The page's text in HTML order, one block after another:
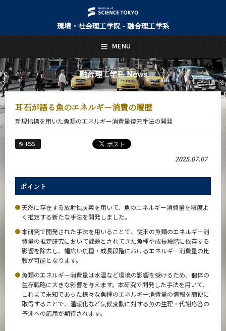
環境・社会理工学院 - 融合理工学系
融合理工学系 News
耳石が語る魚のエネルギー消費の履歴
新規指標を用いた魚類のエネルギー消費量復元手法の開発
RSS
2025.07.07
ポイント
天然に存在する放射性炭素を用いて、魚のエネルギー消費量を精度よ
く推定する新たな手法を開発しました。
本研究で開発された手法を用いることで、従来の魚類のエネルギー消
費量の推定研究において課題とされてきた魚種や成長段階に依存する
影響を除去し、幅広い魚種・成長段階におけるエネルギー消費量の比
較が可能となります。
魚類のエネルギー消費量は水温など環境の影響を受けるため、個体の
生存戦略に大きな影響を与えます。本研究で開発した手法を用いて、
これまで未知であった様々な魚種のエネルギー消費量の情報を簡便に
取得することで、温暖化など気候変動に対する魚の生理・代謝応答の
予測への応用が期待されます。
MENU
日本語 English
トップページ
Top Page
融合理工学系について
About Us
教育
Education
教員・研究室
Faculty and Laboratories
Future
入学案内
Admissions
News
News 一覧
課程別
月別